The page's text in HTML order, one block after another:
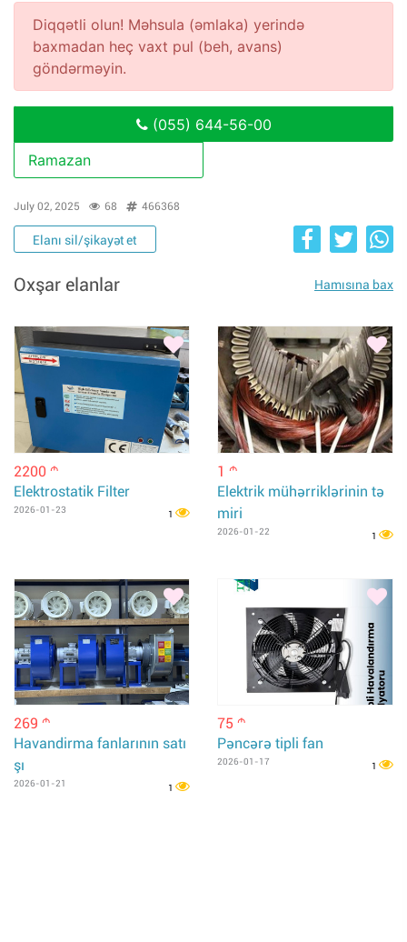
Diqqətli olun! Məhsula (əmlaka) yerində
baxmadan heç vaxt pul (beh, avans)
göndərməyin.
(055) 644-56-00
Ramazan
July 02, 2025 68 466368
Elanı sil/şikayət et
Oxşar elanlar Hamısına bax
2200 m
Elektrostatik Filter
2026-01-23 1
1 m
Elektrik mühərriklərinin tə
miri
2026-01-22 1
269 m
Havandirma fanlarının satı
şı
2026-01-21 1
75 m
Pəncərə tipli fan
2026-01-17 1